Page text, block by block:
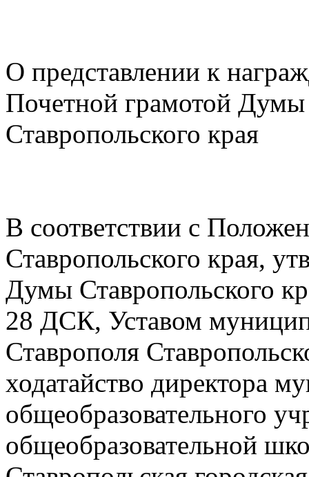
О представлении к
Почетной грамотой Думы
Ставропольского края
В соответствии с
Ставропольского края,
Думы Ставропольского
28 ДСК, Уставом
Ставрополя
ходатайство директора
общеобразовательного
общеобразовательной